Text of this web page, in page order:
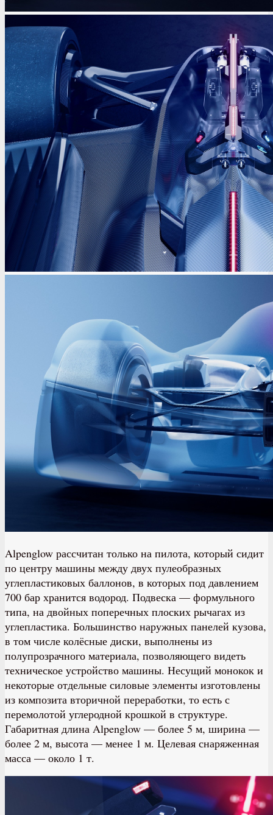
Alpenglow рассчитан только на пилота, который сидит
по центру машины между двух пулеобразных
углепластиковых баллонов, в которых под давлением
700 бар хранится водород. Подвеска — формульного
типа, на двойных поперечных плоских рычагах из
углепластика. Большинство наружных панелей кузова,
в том числе колёсные диски, выполнены из
полупрозрачного материала, позволяющего видеть
техническое устройство машины. Несущий монокок и
некоторые отдельные силовые элементы изготовлены
из композита вторичной переработки, то есть с
перемолотой углеродной крошкой в структуре.
Габаритная длина Alpenglow — более 5 м, ширина —
более 2 м, высота — менее 1 м. Целевая снаряженная
масса — около 1 т.